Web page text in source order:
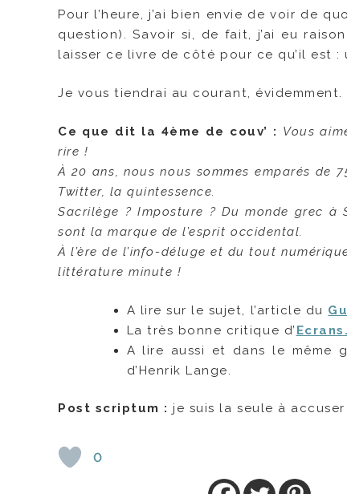
Pour l’heure, j’ai bien envie de voir de
question). Savoir si, de fait, j’ai eu
laisser ce livre de côté pour ce qu’il est :
Je vous tiendrai au courant, évidemment.
Ce que dit la 4ème de couv’ : Vous
rire !
À 20 ans, nous nous sommes emparés de
Twitter, la quintessence.
Sacrilège ? Imposture ? Du monde grec à
sont la marque de l’esprit occidental.
À l’ère de l’info-déluge et du tout
littérature minute !
A lire sur le sujet, l’article du
La très bonne critique d’
A lire aussi et dans le même
d’Henrik Lange.
Post scriptum : je suis la seule à
0